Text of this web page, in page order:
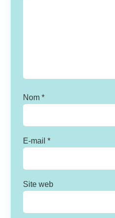
Nom*
E-mail*
Site web